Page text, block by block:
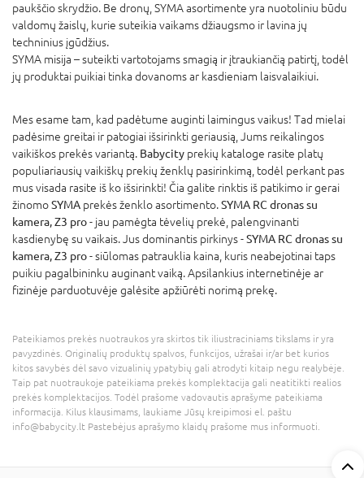
paukščio skrydžio. Be dronų, SYMA asortimente yra nuotoliniu būdu
valdomų žaislų, kurie suteikia vaikams džiaugsmo ir lavina jų
techninius įgūdžius.
SYMA misija – suteikti vartotojams smagią ir įtraukiančią patirtį, todėl
jų produktai puikiai tinka dovanoms ar kasdieniam laisvalaikiui.
Mes esame tam, kad padėtume auginti laimingus vaikus! Tad mielai
padėsime greitai ir patogiai išsirinkti geriausią, Jums reikalingos
vaikiškos prekės variantą. Babycity prekių kataloge rasite platų
populiariausių vaikiškų prekių ženklų pasirinkimą, todėl perkant pas
mus visada rasite iš ko išsirinkti! Čia galite rinktis iš patikimo ir gerai
žinomoSYMA prekės ženklo asortimento.SYMA RC dronas su
kamera, Z3 pro- jau pamėgta tėvelių prekė, palengvinanti
kasdienybę su vaikais. Jus dominantis pirkinys -SYMA RC dronas su
kamera, Z3 pro- siūlomas patrauklia kaina, kuris neabejotinai taps
puikiu pagalbininku auginant vaiką. Apsilankius internetinėje ar
fizinėje parduotuvėje galėsite apžiūrėti norimą prekę.
Pateikiamos prekės nuotraukos yra skirtos tik iliustraciniams tikslams ir yra
pavyzdinės. Originalių produktų spalvos, funkcijos, užrašai ir/ar bet kurios
kitos savybės dėl savo vizualinių ypatybių gali atrodyti kitaip negu realybėje.
Taip pat nuotraukoje pateikiama prekės komplektacija gali neatitikti realios
prekės komplektacijos. Todėl prašome vadovautis aprašyme pateikiama
informacija. Kilus klausimams, laukiame Jūsų kreipimosi el. paštu
info@babycity.lt Pastebėjus aprašymo klaidų prašome mus informuoti.